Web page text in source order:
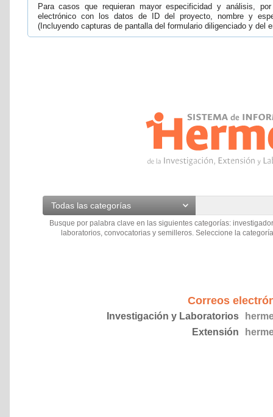
Para casos que requieran mayor especificidad y análisis,
electrónico con los datos de ID del proyecto, nombre y
(Incluyendo capturas de pantalla del formulario diligenciado y del
Todas las categorías
Busque por palabra clave en las siguientes categorías:
laboratorios, convocatorias y semilleros. Seleccione la
Correos
Investigación y Laboratorios
Extensión